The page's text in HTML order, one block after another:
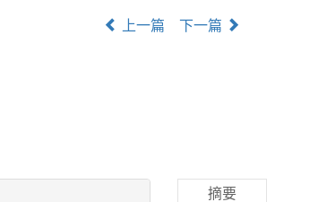
上一篇 下一篇
摘要